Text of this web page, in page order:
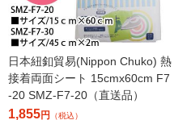
日本紐釦貿易(Nippon Chuko) 熱
接着両面シート 15cmx60cm F7
-20 SMZ-F7-20（直送品）
1,855円 （税込）